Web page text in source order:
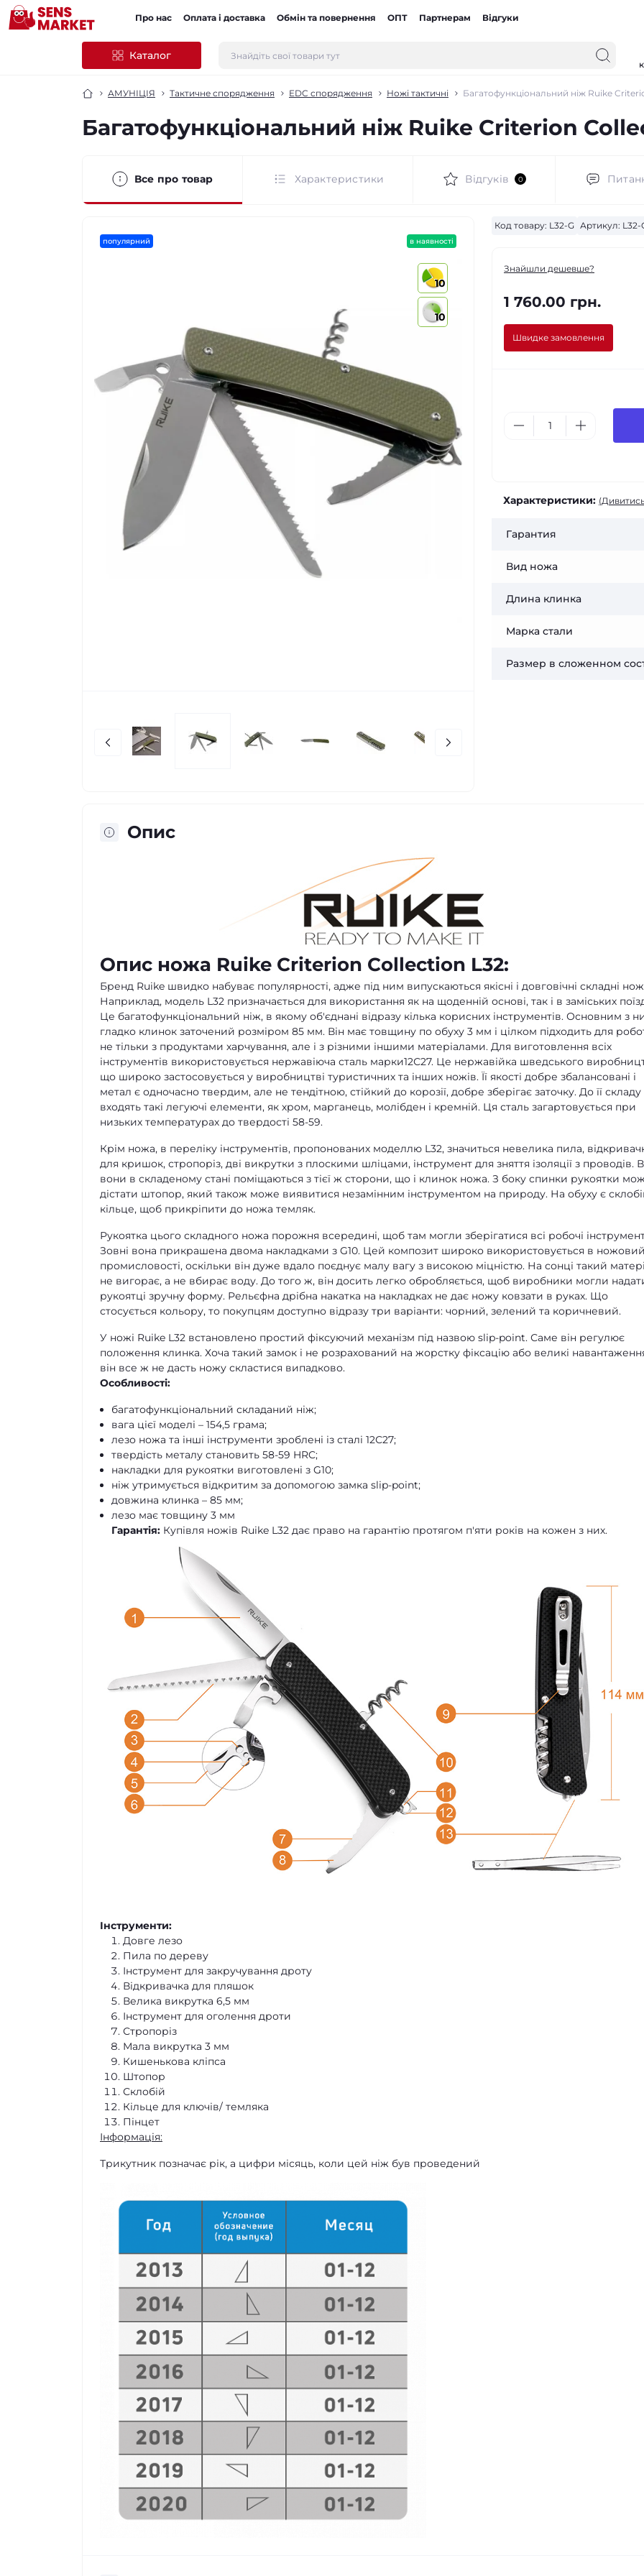
Про нас Оплата і доставка Обмін та повернення ОПТ Партнерам Відгуки
Каталог
АМУНІЦІЯ Тактичне спорядження EDC спорядження Ножі тактичні Багатофункціональний ніж Ruike
Багатофункціональний ніж Ruike Criterion
Все про товар Характеристики Відгуків 0
популярний в наявності
10
10
Код товару: L32-G Артикул: L32-
Знайшли дешевше?
1 760.00 грн.
Швидке замовлення
Характеристики:
Гарантия
Вид ножа
Длина клинка
Марка стали
Размер в сложенном
Опис
Опис ножа Ruike Criterion Collection L32:
Бренд Ruike швидко набуває популярності, адже під ним випускаються якісні і довговічні складні
Наприклад, модель L32 призначається для використання як на щоденній основі, так і в заміських
Це багатофункціональний ніж, в якому об'єднані відразу кілька корисних інструментів. Основним з
гладко клинок заточений розміром 85 мм. Він має товщину по обуху 3 мм і цілком підходить для
не тільки з продуктами харчування, але і з різними іншими матеріалами. Для виготовлення всіх
інструментів використовується нержавіюча сталь марки12С27. Це нержавійка шведського
що широко застосовується у виробництві туристичних та інших ножів. Її якості добре збалансовані і
метал є одночасно твердим, але не тендітною, стійкий до корозії, добре зберігає заточку. До її складу
входять такі легуючі елементи, як хром, марганець, молібден і кремній. Ця сталь загартовується при
низьких температурах до твердості 58-59.
Крім ножа, в переліку інструментів, пропонованих моделлю L32, значиться невелика пила,
для кришок, стропоріз, дві викрутки з плоскими шліцами, інструмент для зняття ізоляції з проводів.
вони в складеному стані поміщаються з тієї ж сторони, що і клинок ножа. З боку спинки рукоятки
дістати штопор, який також може виявитися незамінним інструментом на природу. На обуху є
кільце, щоб прикріпити до ножа темляк.
Рукоятка цього складного ножа порожня всередині, щоб там могли зберігатися всі робочі
Зовні вона прикрашена двома накладками з G10. Цей композит широко використовується в
промисловості, оскільки він дуже вдало поєднує малу вагу з високою міцністю. На сонці такий
не вигорає, а не вбирає воду. До того ж, він досить легко обробляється, щоб виробники могли
рукоятці зручну форму. Рельєфна дрібна накатка на накладках не дає ножу ковзати в руках. Що
стосується кольору, то покупцям доступно відразу три варіанти: чорний, зелений та коричневий.
У ножі Ruike L32 встановлено простий фіксуючий механізм під назвою slip-point. Саме він регулює
положення клинка. Хоча такий замок і не розрахований на жорстку фіксацію або великі
він все ж не дасть ножу скластися випадково.
Особливості:
багатофункціональний складаний ніж;
вага цієї моделі – 154,5 грама;
лезо ножа та інші інструменти зроблені із сталі 12С27;
твердість металу становить 58-59 HRC;
накладки для рукоятки виготовлені з G10;
ніж утримується відкритим за допомогою замка slip-point;
довжина клинка – 85 мм;
лезо має товщину 3 мм
Гарантія: Купівля ножів Ruike L32 дає право на гарантію протягом п'яти років на кожен з них.
Інструменти:
Довге лезо
Пила по дереву
Інструмент для закручування дроту
Відкривачка для пляшок
Велика викрутка 6,5 мм
Інструмент для оголення дроти
Стропоріз
Мала викрутка 3 мм
Кишенькова кліпса
Штопор
Склобій
Кільце для ключів/ темляка
Пінцет
Інформація:
Трикутник позначає рік, а цифри місяць, коли цей ніж був проведений